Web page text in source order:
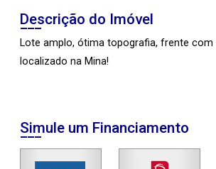
Descrição do Imóvel
Lote amplo, ótima topografia, frente com
localizado na Mina!
Simule um Financiamento